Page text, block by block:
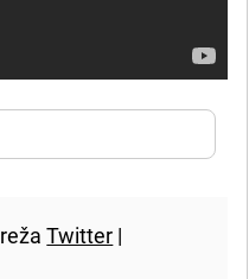
Twitter |